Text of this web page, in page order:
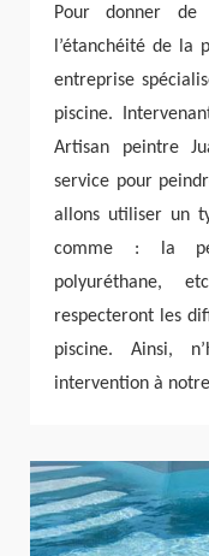
Pour donner de
l’étanchéité de la
entreprise
piscine.
Artisan peintre
service pour
allons utiliser un
comme : la
polyuréthane,
respecteront les
piscine. Ainsi,
intervention à